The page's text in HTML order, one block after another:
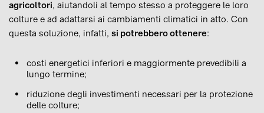
agricoltori, aiutandoli al tempo stesso a proteggere le loro
colture e ad adattarsi ai cambiamenti climatici in atto. Con
questa soluzione, infatti, si potrebbero ottenere:
costi energetici inferiori e maggiormente prevedibili a
lungo termine;
riduzione degli investimenti necessari per la protezione
delle colture;